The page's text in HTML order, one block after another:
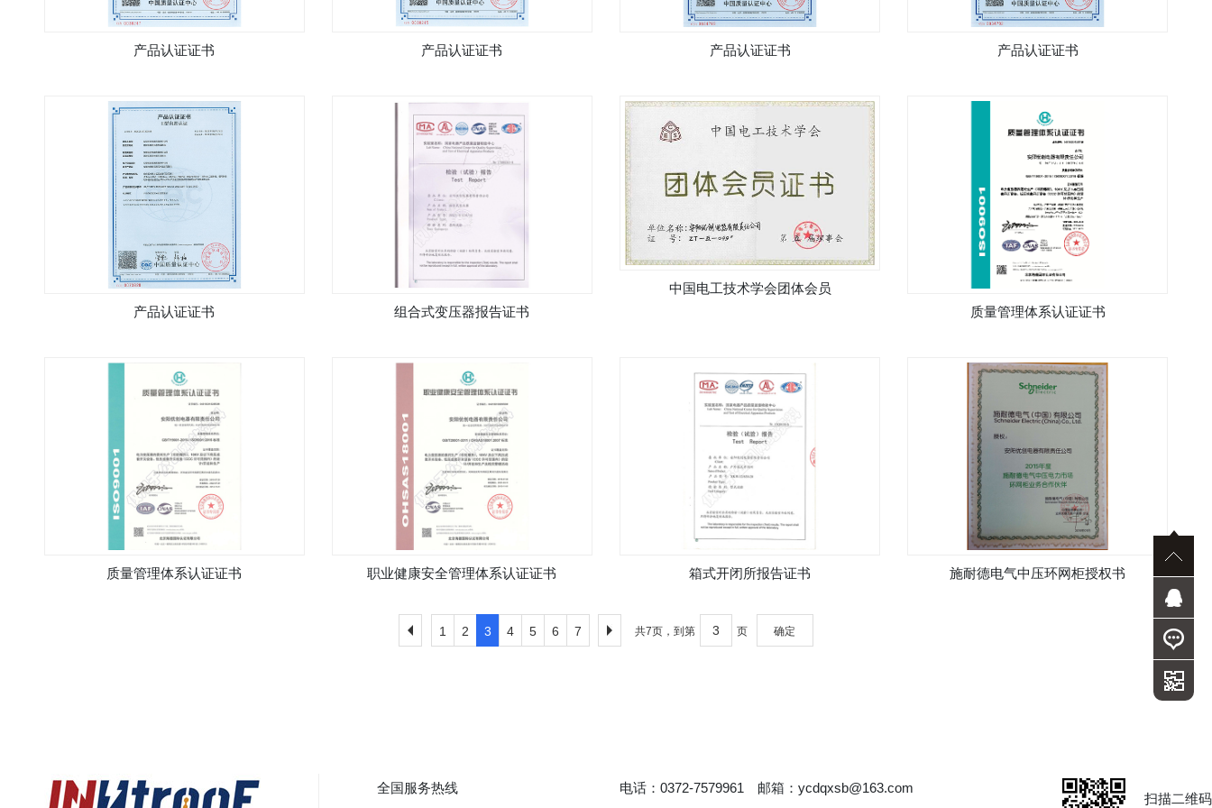
产品认证证书 产品认证证书 产品认证证书 产品认证证书
产品认证证书 组合式变压器报告证书
中国电工技术学会团体会员
质量管理体系认证证书
质量管理体系认证证书 职业健康安全管理体系认证证书 箱式开闭所报告证书 施耐德电气中压环网柜授权书
1 2 3 4 5 6 7 共7页，到第 页 确定
全国服务热线 电话：0372-7579961 邮箱：ycdqxsb@163.com
扫描二维码